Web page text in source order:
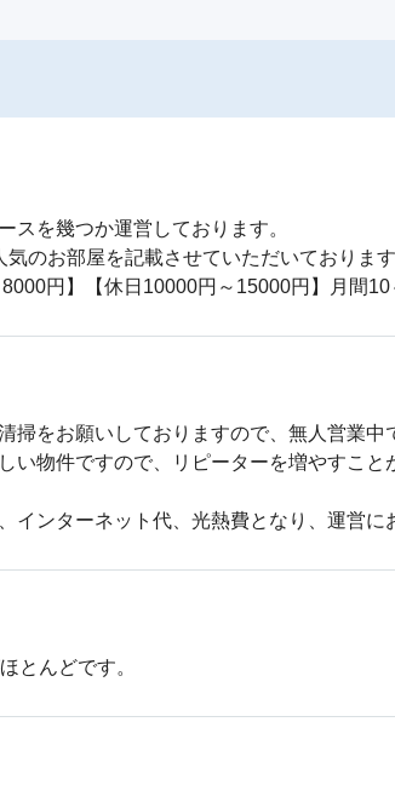
スを幾つか運営しております。
のお部屋を記載させていただいております
円】【休日10000円～15000円】月間10
掃をお願いしておりますので、無人営業
い物件ですので、リピーターを増やすこ
インターネット代、光熱費となり、運営
とんどです。